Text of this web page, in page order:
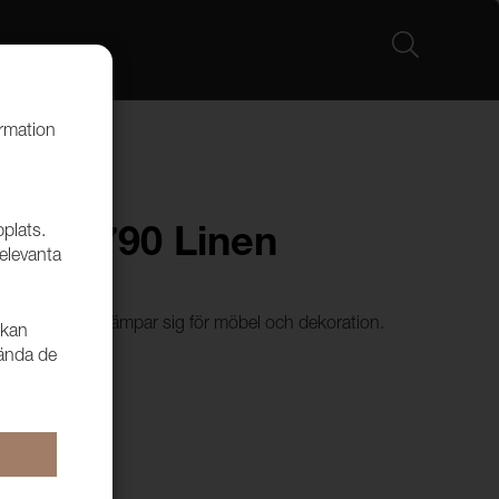
/ 3790 Linen
som lämpar sig för möbel och dekoration.
de